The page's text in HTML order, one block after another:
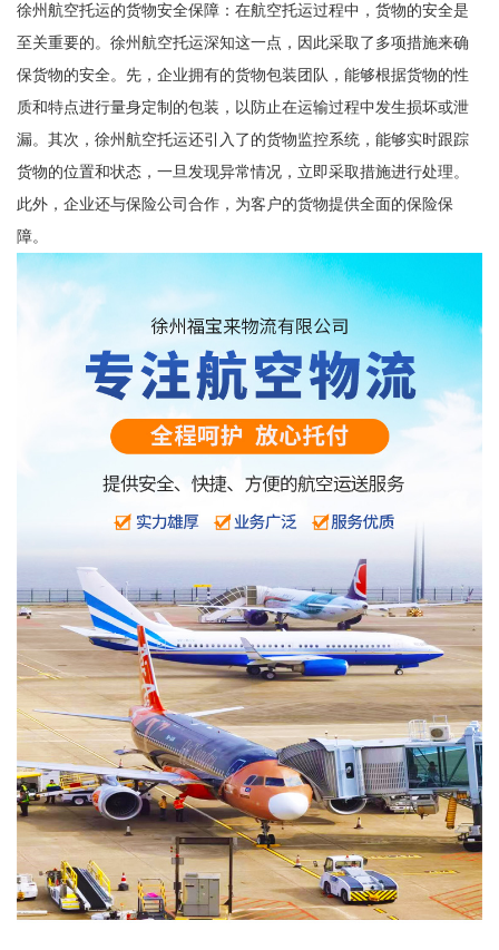
徐州航空托运的货物安全保障：在航空托运过程中，货物的安全是
至关重要的。徐州航空托运深知这一点，因此采取了多项措施来确
保货物的安全。先，企业拥有的货物包装团队，能够根据货物的性
质和特点进行量身定制的包装，以防止在运输过程中发生损坏或泄
漏。其次，徐州航空托运还引入了的货物监控系统，能够实时跟踪
货物的位置和状态，一旦发现异常情况，立即采取措施进行处理。
此外，企业还与保险公司合作，为客户的货物提供全面的保险保
障。